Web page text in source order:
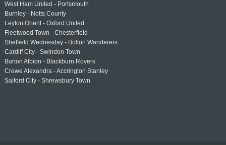
West Ham United - Portsmouth
Burnley - Notts County
Leyton Orient - Oxford United
Fleetwood Town - Chesterfield
Sheffield Wednesday - Bolton Wanderers
Cardiff City - Swindon Town
Burton Albion - Blackburn Rovers
Crewe Alexandra - Accrington Stanley
Salford City - Shrewsbury Town